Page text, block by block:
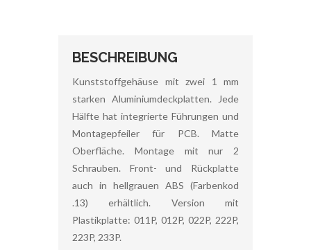
BESCHREIBUNG
Kunststoffgehäuse mit zwei 1 mm
starken Aluminiumdeckplatten. Jede
Hälfte hat integrierte Führungen und
Montagepfeiler für PCB. Matte
Oberfläche. Montage mit nur 2
Schrauben. Front- und Rückplatte
auch in hellgrauen ABS (Farbenkod
.13) erhältlich. Version mit
Plastikplatte: 011P, 012P, 022P, 222P,
223P, 233P.